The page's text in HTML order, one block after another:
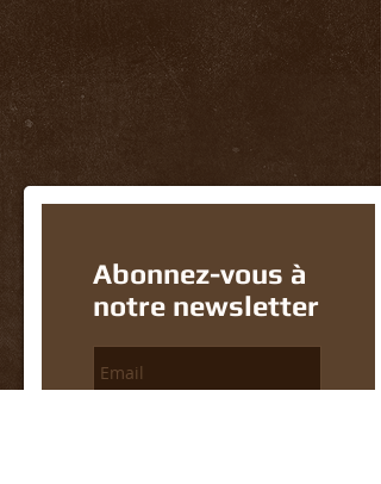
Abonnez-vous à
notre newsletter